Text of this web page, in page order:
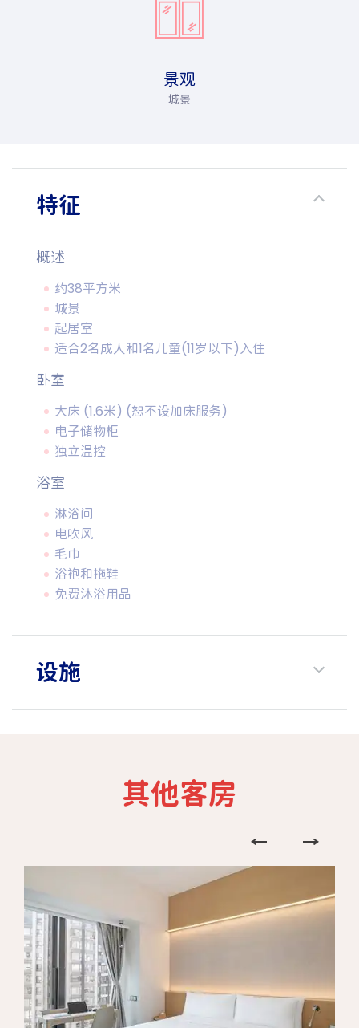
景观
城景
特征
概述
约38平方米
城景
起居室
适合2名成人和1名儿童(11岁以下)入住
卧室
大床 (1.6米) (恕不设加床服务)
电子储物柜
独立温控
浴室
淋浴间
电吹风
毛巾
浴袍和拖鞋
免费沐浴用品
设施
其他客房